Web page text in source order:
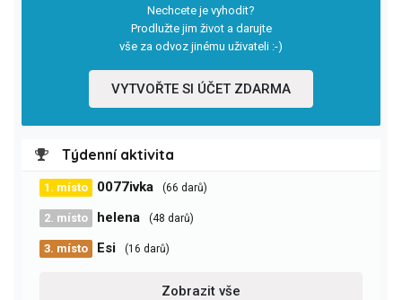
Nechcete je vyhodit?
Prodlužte jim život a darujte
vše za odvoz jinému uživateli :-)
VYTVOŘTE SI ÚČET ZDARMA
Týdenní aktivita
1. místo 0077ivka (66 darů)
2. místo helena (48 darů)
3. místo Esi (16 darů)
Zobrazit vše